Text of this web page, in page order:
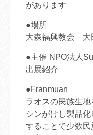
があります
●場所
大森福興教会 大
●主催 NPO法人
出展紹介
●Franmuan
ラオスの民族生
シンがけし製品
することで少数